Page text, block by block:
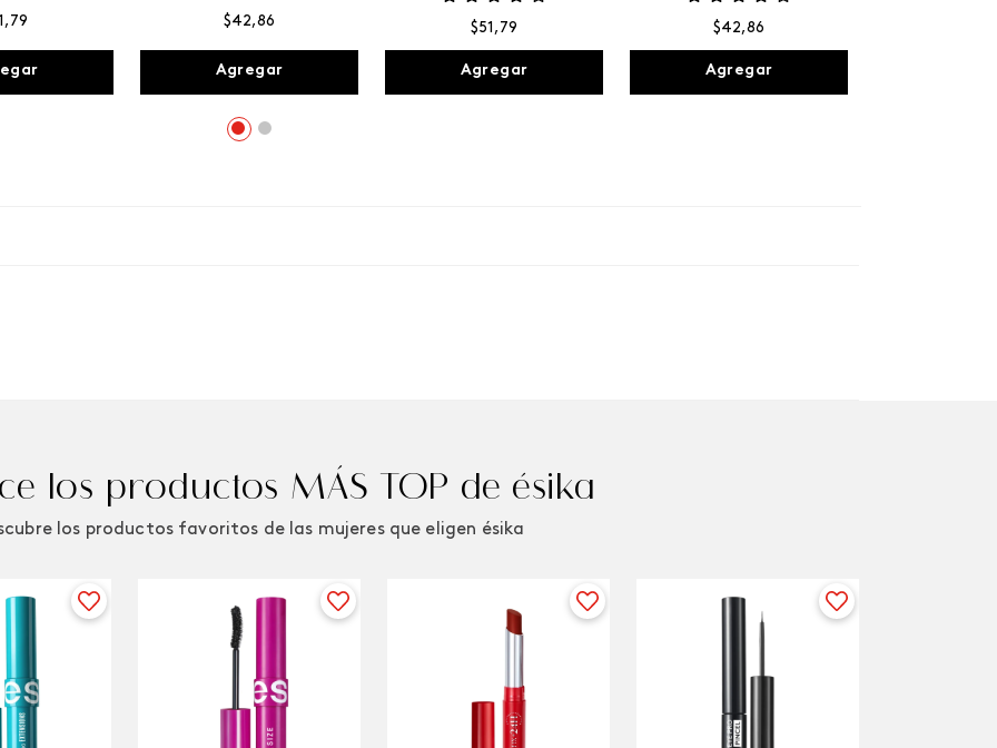
, 79 $42,86
Agregar
$51 , 79
Agregar
$42,86
Agregar
los productos MÁS TOP de ésika
los productos favoritos de las mujeres que eligen ésika